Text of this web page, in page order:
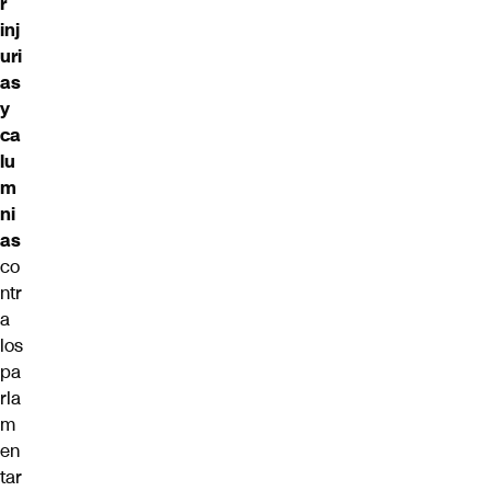
inj
uri
as
y
ca
lu
m
ni
as
co
ntr
a
los
pa
rla
m
en
tar